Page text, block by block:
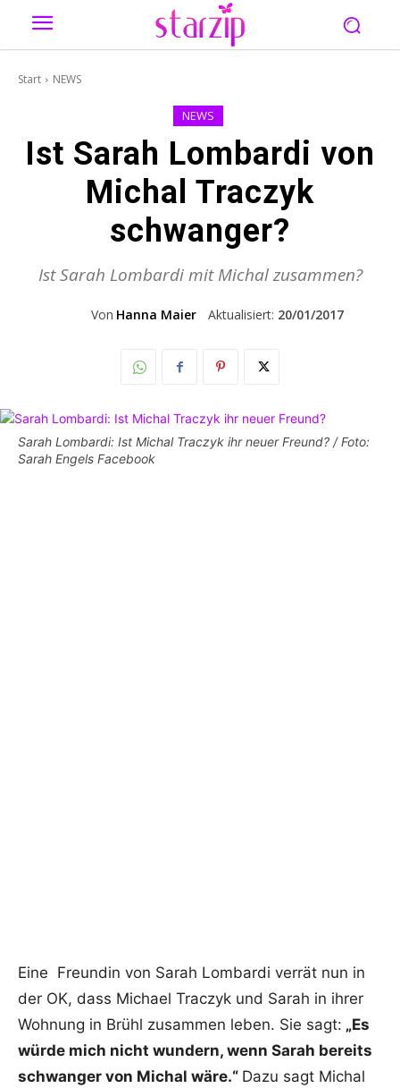
Start NEWS
NEWS
Ist Sarah Lombardi von
Michal Traczyk
schwanger?
Ist Sarah Lombardi mit Michal zusammen?
Von Hanna Maier Aktualisiert: 20/01/2017
Sarah Lombardi: Ist Michal Traczyk ihr neuer Freund? / Foto:
Sarah Engels Facebook
Eine Freundin von Sarah Lombardi verrät nun in
der OK, dass Michael Traczyk und Sarah in ihrer
Wohnung in Brühl zusammen leben. Sie sagt: „Es
würde mich nicht wundern, wenn Sarah bereits
schwanger von Michal wäre.“ Dazu sagt Michal